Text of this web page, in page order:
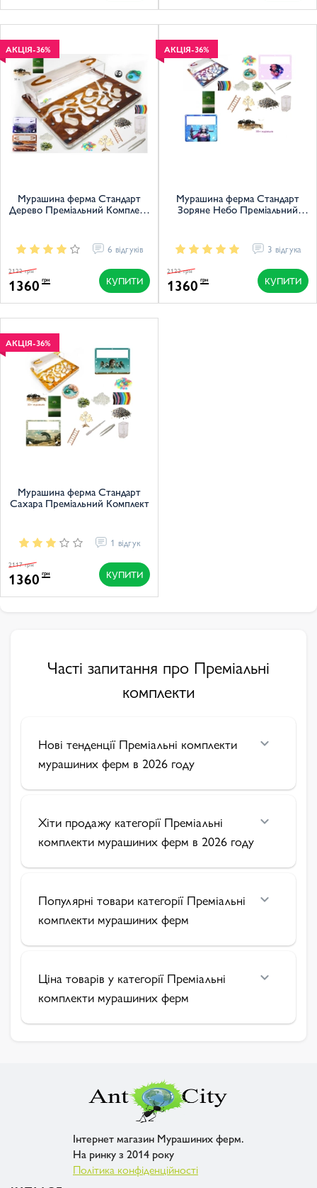
АКЦІЯ-36%
Мурашина ферма Стандарт
Дерево Преміальний Комплект
6 відгуків
1360 грн
2122 грн
КУПИТИ
АКЦІЯ-36%
Мурашина ферма Стандарт
Зоряне Небо Преміальний
3 відгука
1360 грн
2122 грн
КУПИТИ
АКЦІЯ-36%
Мурашина ферма Стандарт
Сахара Преміальний Комплект
1 відгук
1360 грн
2117 грн
КУПИТИ
Часті запитання про Преміальні
комплекти
Нові тенденції Преміальні комплекти
мурашиних ферм в 2026 году
Хіти продажу категорії Преміальні
комплекти мурашиних ферм в 2026 году
Популярні товари категорії Преміальні
комплекти мурашиних ферм
Ціна товарів у категорії Преміальні
комплекти мурашиних ферм
Інтернет магазин Мурашиних ферм.
На ринку з 2014 року
Політика конфіденційності